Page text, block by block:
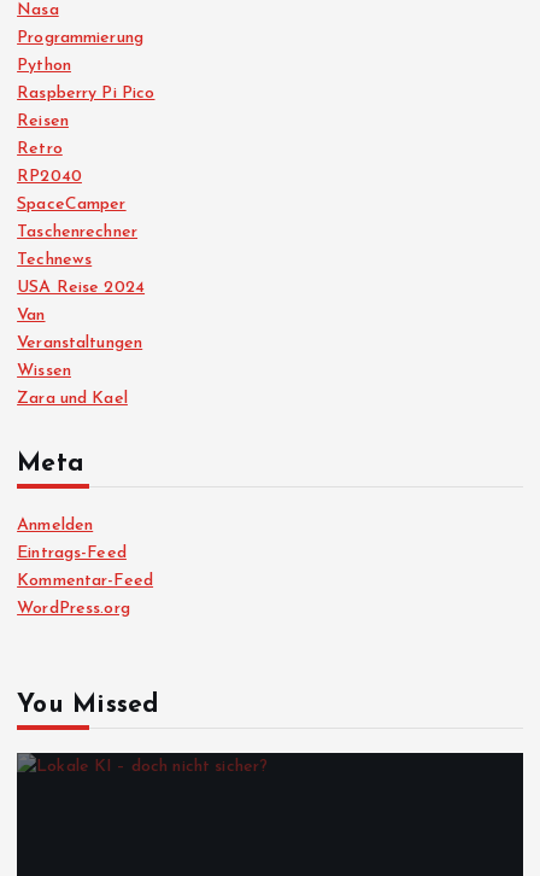
Nasa
Programmierung
Python
Raspberry Pi Pico
Reisen
Retro
RP2040
SpaceCamper
Taschenrechner
Technews
USA Reise 2024
Van
Veranstaltungen
Wissen
Zara und Kael
Meta
Anmelden
Eintrags-Feed
Kommentar-Feed
WordPress.org
You Missed